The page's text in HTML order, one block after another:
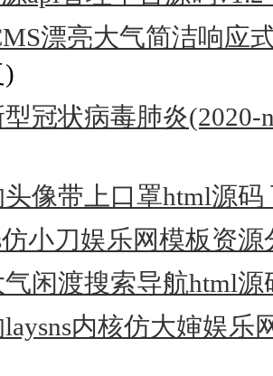
漂亮大气简洁响应
冠状病毒肺炎
像带上口罩html源
仿小刀娱乐网模板资
闲渡搜索导航html源
内核仿大婶娱乐